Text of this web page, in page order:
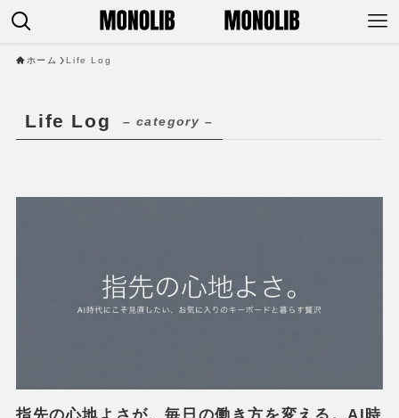
ホーム Life Log
Life Log – category –